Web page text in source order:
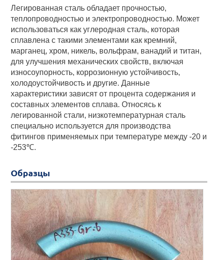
Легированная сталь обладает прочностью,
теплопроводностью и электропроводностью. Может
использоваться как углеродная сталь, которая
сплавлена с такими элементами как кремний,
марганец, хром, никель, вольфрам, ванадий и титан,
для улучшения механических свойств, включая
износоупорность, коррозионную устойчивость,
холодоустойчивость и другие. Данные
характеристики зависят от процента содержания и
составных элементов сплава. Относясь к
легированной стали, низкотемпературная сталь
специально используется для производства
фитингов применяемых при температуре между -20 и
-253℃.
Образцы